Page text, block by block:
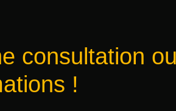
consultation
!